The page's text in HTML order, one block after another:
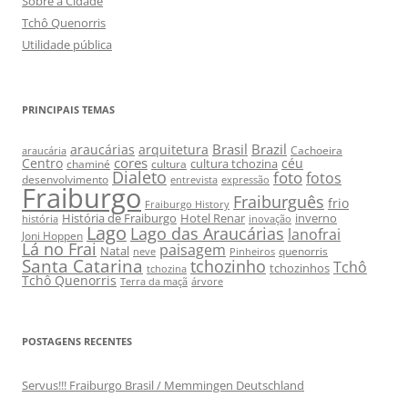
Tchô Quenorris
Utilidade pública
PRINCIPAIS TEMAS
araucária araucárias arquitetura Brasil Brazil Cachoeira
Centro chaminé cores cultura cultura tchozina céu
desenvolvimento Dialeto entrevista expressão fotofotos
Fraiburgo Fraiburgo History Fraiburguês frio
história História de Fraiburgo Hotel Renar inovação inverno
Joni Hoppen Lago Lago das Araucárias lanofrai
Lá no Frai Natal neve paisagem Pinheiros quenorris
Santa Catarina tchozina tchozinho tchozinhos Tchô
Tchô Quenorris Terra da maçã árvore
POSTAGENS RECENTES
Servus!!! Fraiburgo Brasil / Memmingen Deutschland